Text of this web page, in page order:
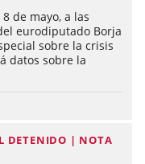
de mayo, a las
eurodiputado Borja
sobre la crisis
datos sobre la
DETENIDO | NOTA